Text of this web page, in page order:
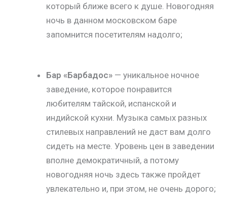
который ближе всего к душе. Новогодняя
ночь в данном московском баре
запомнится посетителям надолго;
Бар «Барбадос» — уникальное ночное
заведение, которое понравится
любителям тайской, испанской и
индийской кухни. Музыка самых разных
стилевых направлений не даст вам долго
сидеть на месте. Уровень цен в заведении
вполне демократичный, а потому
новогодняя ночь здесь также пройдет
увлекательно и, при этом, не очень дорого;